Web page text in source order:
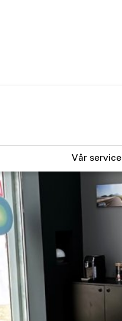
Vår service